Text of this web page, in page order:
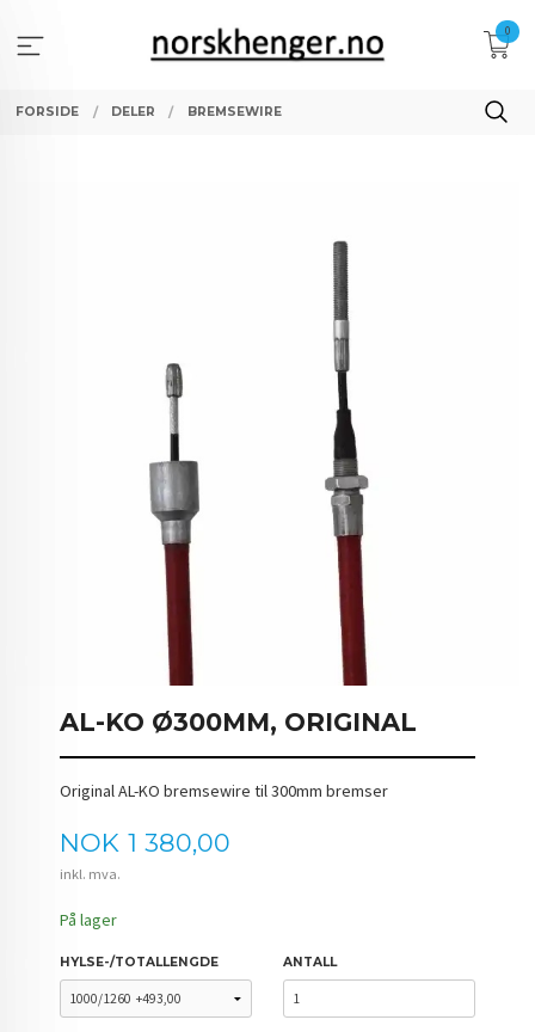
innholdet
0
FORSIDE DELER BREMSEWIRE
AL-KO Ø300MM, ORIGINAL
Original AL-KO bremsewire til 300mm bremser
Pris
NOK 1 380,00
inkl. mva.
På lager
HYLSE-/TOTALLENGDE ANTALL